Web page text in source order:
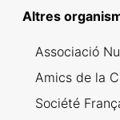
Mostra/Amaga
Altres
Associació
Amics de la
Société